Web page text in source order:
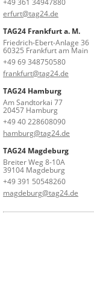
+49 361 34947880
erfurt@tag24.de
TAG24 Frankfurt a. M.
Friedrich-Ebert-Anlage 36
60325 Frankfurt am Main
+49 69 348750580
frankfurt@tag24.de
TAG24 Hamburg
Am Sandtorkai 77
20457 Hamburg
+49 40 228608090
hamburg@tag24.de
TAG24 Magdeburg
Breiter Weg 8-10A
39104 Magdeburg
+49 391 50548260
magdeburg@tag24.de